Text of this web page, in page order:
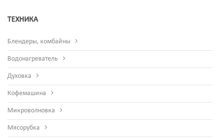
ТЕХНИКА
Блендеры, комбайны
Водонагреватель
Духовка
Кофемашина
Микроволновка
Мясорубка